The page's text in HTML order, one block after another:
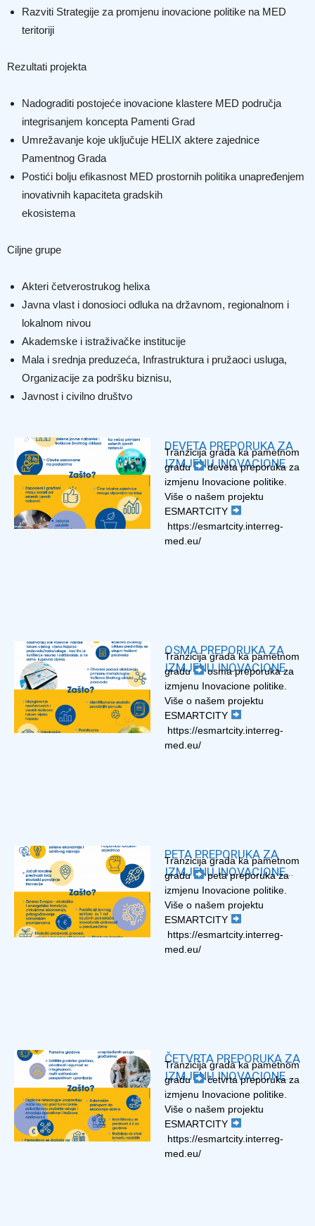
Razviti Strategije za promjenu inovacione politike na MED
teritoriji
Rezultati projekta
Nadograditi postojeće inovacione klastere MED područja
integrisanjem koncepta Pamenti Grad
Umrežavanje koje uključuje HELIX aktere zajednice
Pamentnog Grada
Postići bolju efikasnost MED prostornih politika unapređenjem
inovativnih kapaciteta gradskih
ekosistema
Ciljne grupe
Akteri četverostrukog helixa
Javna vlast i donosioci odluka na državnom, regionalnom i
lokalnom nivou
Akademske i istraživačke institucije
Mala i srednja preduzeća, Infrastruktura i pružaoci usluga,
Organizacije za podršku biznisu,
Javnost i civilno društvo
DEVETA PREPORUKA ZA
IZMJENU INOVACIONE
POLITIKE – ESMARTCITY
Tranzicija grada ka pametnom
gradu
deveta preporuka za
izmjenu Inovacione politike.
Više o našem projektu
ESMARTCITY
https://esmartcity.interreg-
med.eu/
OSMA PREPORUKA ZA
IZMJENU INOVACIONE
POLITIKE – ESMARTCITY
Tranzicija grada ka pametnom
gradu
osma preporuka za
izmjenu Inovacione politike.
Više o našem projektu
ESMARTCITY
https://esmartcity.interreg-
med.eu/
PETA PREPORUKA ZA
IZMJENU INOVACIONE
POLITIKE – ESMARTCITY
Tranzicija grada ka pametnom
gradu
peta preporuka za
izmjenu Inovacione politike.
Više o našem projektu
ESMARTCITY
https://esmartcity.interreg-
med.eu/
ČETVRTA PREPORUKA ZA
IZMJENU INOVACIONE
POLITIKE – ESMARTCITY
Tranzicija grada ka pametnom
gradu
četvrta preporuka za
izmjenu Inovacione politike.
Više o našem projektu
ESMARTCITY
https://esmartcity.interreg-
med.eu/